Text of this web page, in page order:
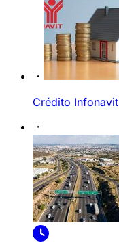
Crédito Infonavit